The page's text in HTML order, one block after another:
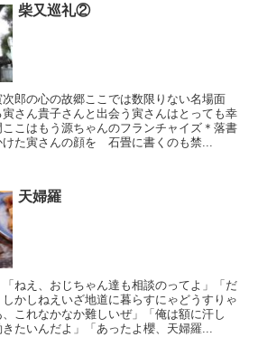
柴又巡礼②
郎の心の故郷ここでは数限りない名場面
さん貴子さんと出会う寅さんはとっても幸
こはもう源ちゃんのフランチャイズ＊落書
た寅さんの顔を 石畳に書くのも禁...
天婦羅
ねえ、おじちゃん達も相談のってよ」「だ
かしねえいざ地道に暮らすにゃどうすりゃ
これなかなか難しいぜ」「俺は額に汗し
たいんだよ」「あったよ櫻、天婦羅...